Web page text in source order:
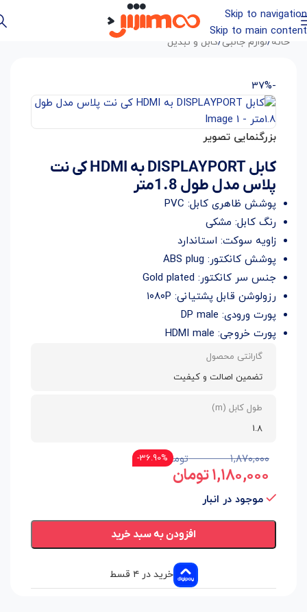
Skip to navigation
Skip to main content
خانه /لوازم جانبی/کابل و تبدیل
-37%
بزرگنمایی تصویر
کابل DISPLAYPORT به HDMI کی نت
پلاس مدل طول 1.8متر
پوشش ظاهری کابل: PVC
رنگ کابل: مشکی
زاویه سوکت: استاندارد
پوشش کانکتور: ABS plug
جنس سر کانکتور: Gold plated
رزولوشن قابل پشتیانی: ۱۰۸۰P
پورت ورودی: DP male
پورت خروجی: HDMI male
گارانتی محصول
تضمین اصالت و کیفیت
طول کابل (m)
1.8
۱,۸۷۰,۰۰۰ تومان
۱,۱۸۰,۰۰۰تومان
36.90%-
موجود در انبار
افزودن به سبد خرید
خرید در ۴ قسط